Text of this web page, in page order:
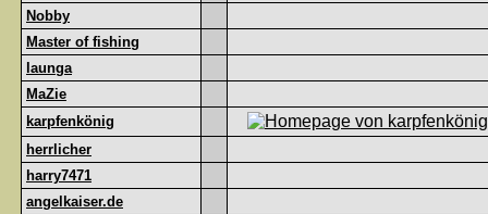
Nobby
Master of fishing
launga
MaZie
karpfenkönig
herrlicher
harry7471
angelkaiser.de